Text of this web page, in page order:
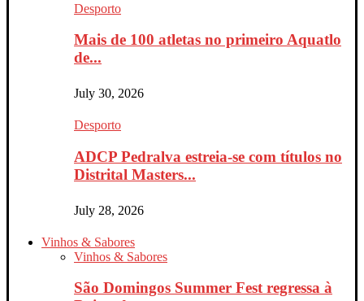
Desporto
Mais de 100 atletas no primeiro Aquatlo
de...
July 30, 2026
Desporto
ADCP Pedralva estreia-se com títulos no
Distrital Masters...
July 28, 2026
Vinhos & Sabores
Vinhos & Sabores
São Domingos Summer Fest regressa à